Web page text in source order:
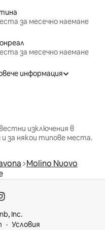
за месечно наемане
за месечно наемане
информация
изключения в
за някои типове места.
Molino Nuovo
Inc.
Условия